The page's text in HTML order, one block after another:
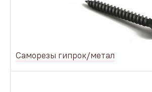
Саморезы гипрок/метал